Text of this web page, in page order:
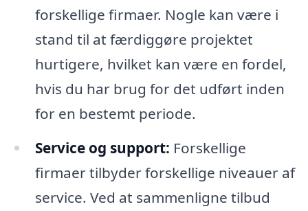
forskellige firmaer. Nogle kan være i
stand til at færdiggøre projektet
hurtigere, hvilket kan være en fordel,
hvis du har brug for det udført inden
for en bestemt periode.
Service og support: Forskellige
firmaer tilbyder forskellige niveauer af
service. Ved at sammenligne tilbud